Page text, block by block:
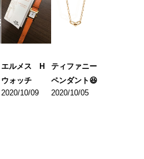
エルメス H
ウォッチ
2020/10/09
ティファニー
ペンダント😆
2020/10/05